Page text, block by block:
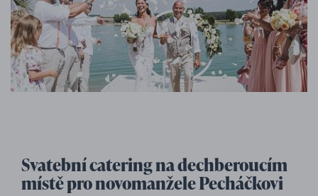
Svatební catering na dechberoucím
místě pro novomanžele Pecháčkovi